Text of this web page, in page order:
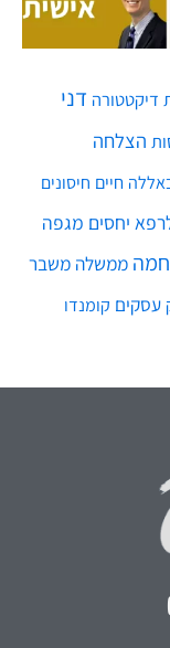
דיקטטורה דני
הצלחה
חיים חיסונים
יחסים מגפה
ממשלה משבר
עסקים קומנדו